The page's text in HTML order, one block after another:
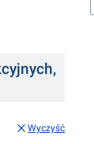
Wyczyść